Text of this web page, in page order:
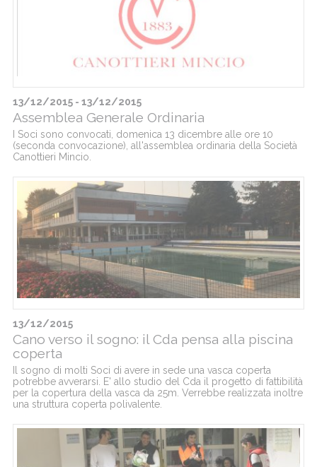
13/12/2015 - 13/12/2015
Assemblea Generale Ordinaria
I Soci sono convocati, domenica 13 dicembre alle ore 10
(seconda convocazione), all'assemblea ordinaria della Società
Canottieri Mincio.
13/12/2015
Cano verso il sogno: il Cda pensa alla piscina
coperta
Il sogno di molti Soci di avere in sede una vasca coperta
potrebbe avverarsi. E' allo studio del Cda il progetto di fattibilità
per la copertura della vasca da 25m. Verrebbe realizzata inoltre
una struttura coperta polivalente.